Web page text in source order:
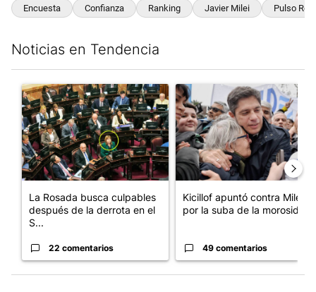
Encuesta Confianza Ranking Javier Milei Pulso
Noticias en Tendencia
Un artículo de tendencia con el título "La Rosada busca
La Rosada busca culpables
después de la derrota en el
S...
22 comentarios
Un artículo de tendencia con
Kicillof apuntó contra Milei
por la suba de la morosida...
49 comentarios